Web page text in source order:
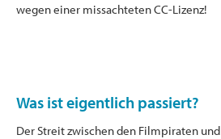
wegen einer missachteten CC-Lizenz!
Was ist eigentlich passiert?
Der Streit zwischen den Filmpiraten